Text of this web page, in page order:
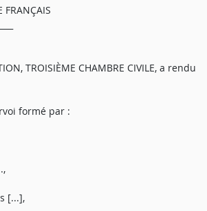
FRANÇAIS
TROISIÈME CHAMBRE CIVILE, a rendu
formé par :
[...],